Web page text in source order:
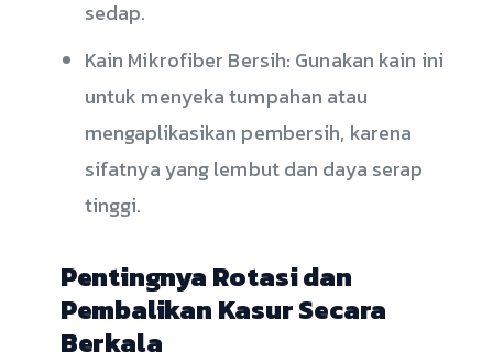
sedap.
Kain Mikrofiber Bersih: Gunakan kain ini
untuk menyeka tumpahan atau
mengaplikasikan pembersih, karena
sifatnya yang lembut dan daya serap
tinggi.
Pentingnya Rotasi dan
Pembalikan Kasur Secara
Berkala